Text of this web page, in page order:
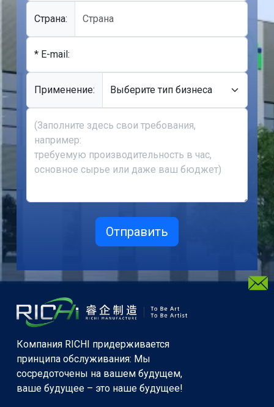
Cтрана:
* E-mail:
Применение:
Компания RICHI придерживается
принципа обслуживания: Мы
сосредоточены на вашем будущем,
ваше будущее – это наше будущее!